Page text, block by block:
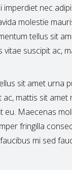
nec
molestie
tellus sit
vitae suscipit ac,
sit amet urna
mattis sit amet
eu. Maecenas
fringilla
mi sed